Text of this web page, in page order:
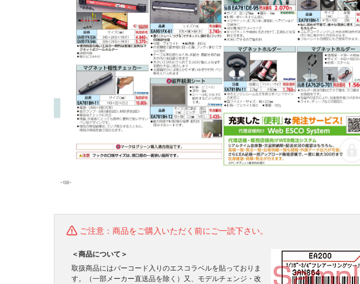
ご注意：商品をご購入いただく前にご一読下さい。
＜商品について＞
取扱商品にはバーコード入りのエスコラベルを貼っておりま
す。（一部メーカー直送品を除く）又、モデルチェンジ・改